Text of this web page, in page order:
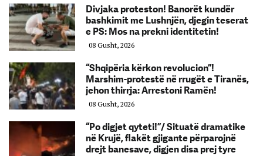
Divjaka proteston! Banorët kundër
bashkimit me Lushnjën, djegin teserat
e PS: Mos na prekni identitetin!
08 Gusht, 2026
“Shqipëria kërkon revolucion”!
Marshim-protestë në rrugët e Tiranës,
jehon thirrja: Arrestoni Ramën!
08 Gusht, 2026
“Po digjet qyteti!”/ Situatë dramatike
në Krujë, flakët gjigante përparojnë
drejt banesave, digjen disa prej tyre